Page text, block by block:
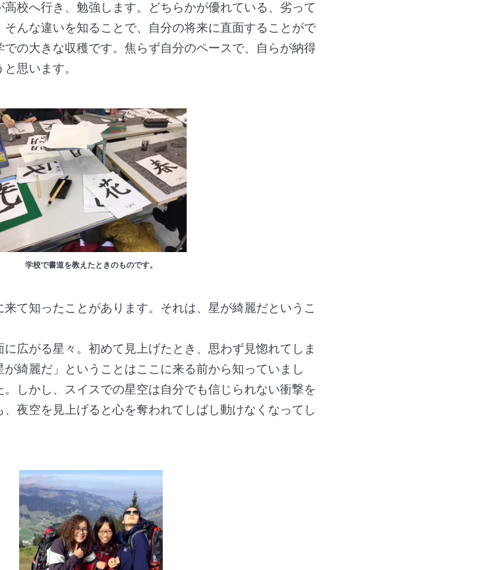
高校へ行き、勉強します。どちらかが優れている、劣って
んな違いを知ることで、自分の将来に直面することがで
での大きな収穫です。焦らず自分のペースで、自らが納得
思います。
学校で書道を教えたときのものです。
て知ったことがあります。それは、星が綺麗だというこ
広がる星々。初めて見上げたとき、思わず見惚れてしま
綺麗だ」ということはここに来る前から知っていまし
しかし、スイスでの星空は自分でも信じられない衝撃を
夜空を見上げると心を奪われてしばし動けなくなってし